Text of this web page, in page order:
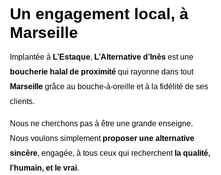
Un engagement local, à
Marseille
Implantée à L’Estaque, L’Alternative d’Inès est une
boucherie halal de proximité qui rayonne dans tout
Marseille grâce au bouche-à-oreille et à la fidélité de ses
clients.
Nous ne cherchons pas à être une grande enseigne.
Nous voulons simplement proposer une alternative
sincère, engagée, à tous ceux qui recherchent la qualité,
l’humain, et le vrai.